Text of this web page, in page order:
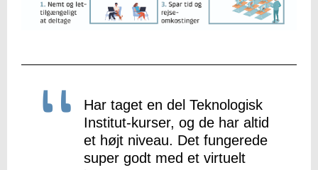
Har taget en del Teknologisk
Institut-kurser, og de har altid
et højt niveau. Det fungerede
super godt med et virtuelt